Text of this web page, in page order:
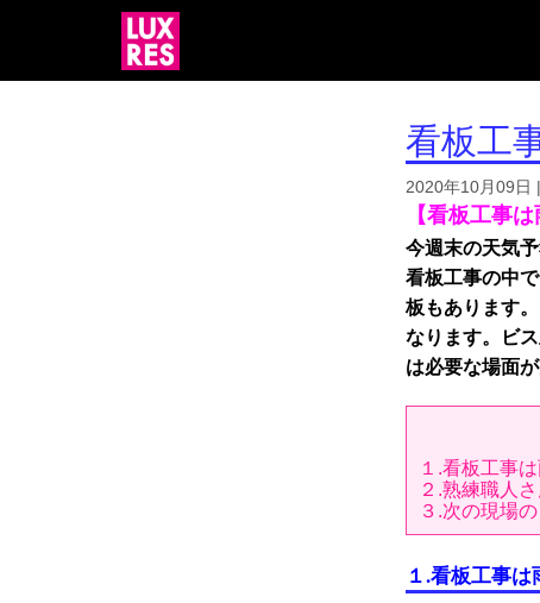
看板工
2020年10月09日
【看板工事
今週末の天気
看板工事の中
板もあります
なります。 ビ
は必要な場面が
１.看板工事
２.熟練職人
３.次の現場
１.看板工事